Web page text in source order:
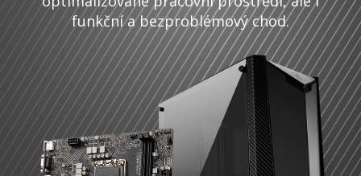
funkční a bezproblémový chod.